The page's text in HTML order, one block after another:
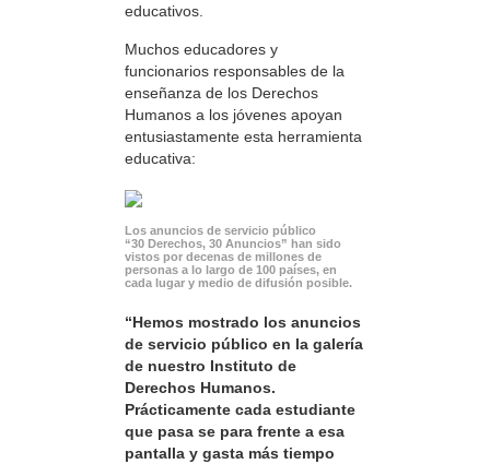
educativos.
Muchos educadores y
funcionarios responsables de la
enseñanza de los Derechos
Humanos a los jóvenes apoyan
entusiastamente esta herramienta
educativa:
Los anuncios de servicio público
“30 Derechos, 30 Anuncios” han sido
vistos por decenas de millones de
personas a lo largo de 100 países, en
cada lugar y medio de difusión posible.
“Hemos mostrado los anuncios
de servicio público en la galería
de nuestro Instituto de
Derechos Humanos.
Prácticamente cada estudiante
que pasa se para frente a esa
pantalla y gasta más tiempo